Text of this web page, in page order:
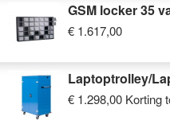
GSM locker 35
€ 1.617,00
Laptoptrolley/
€ 1.298,00 Korting